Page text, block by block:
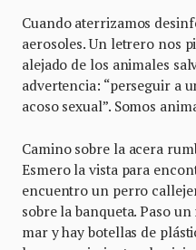
Cuando aterrizamos
aerosoles. Un letrero nos
alejado de los animales
advertencia: “perseguir a
acoso sexual”. Somos
Camino sobre la acera
Esmero la vista para
encuentro un perro
sobre la banqueta. Paso
mar y hay botellas de